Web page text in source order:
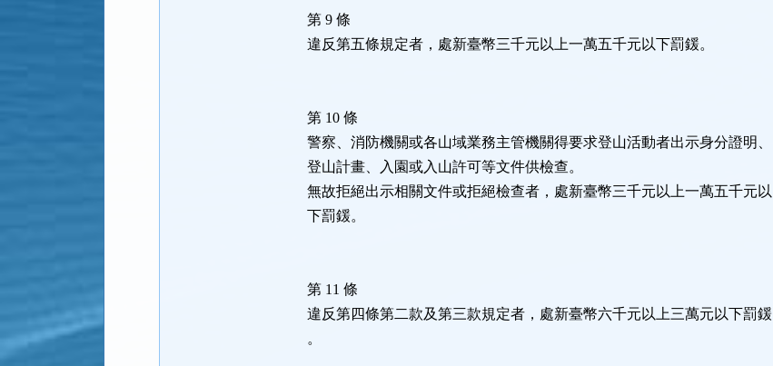
第 9 條
違反第五條規定者，處新臺幣三千元以上一萬五千元以下罰鍰。
第 10 條
警察、消防機關或各山域業務主管機關得要求登山活動者出示身分證明、
登山計畫、入園或入山許可等文件供檢查。
無故拒絕出示相關文件或拒絕檢查者，處新臺幣三千元以上一萬五千元以
下罰鍰。
第 11 條
違反第四條第二款及第三款規定者，處新臺幣六千元以上三萬元以下罰鍰
。